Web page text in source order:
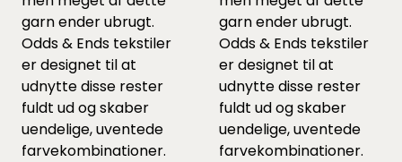
garn ender ubrugt.
Odds & Ends tekstiler
er designet til at
udnytte disse rester
fuldt ud og skaber
uendelige, uventede
farvekombinationer.
garn ender ubrugt.
Odds & Ends tekstiler
er designet til at
udnytte disse rester
fuldt ud og skaber
uendelige, uventede
farvekombinationer.